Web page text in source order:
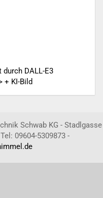
DALL-E3
+ KI-Bild
Schwab KG - Stadlgasse
09604-5309873 -